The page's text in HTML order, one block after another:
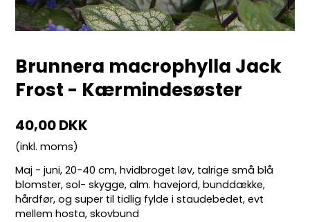
Brunnera macrophylla Jack
Frost - Kærmindesøster
40,00 DKK
(inkl. moms)
Maj - juni, 20-40 cm, hvidbroget løv, talrige små blå
blomster, sol- skygge, alm. havejord, bunddække,
hårdfør, og super til tidlig fylde i staudebedet, evt
mellem hosta, skovbund